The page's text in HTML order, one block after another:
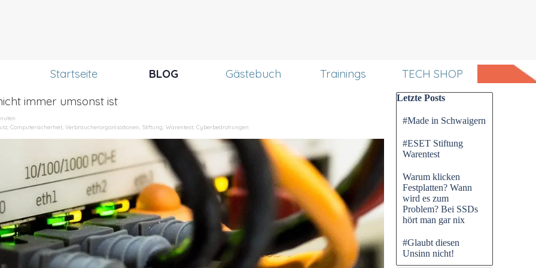
Menü überspringen
Startseite BLOG Gästebuch Trainings
TECH SHOP
immer umsonst ist
Computersicherheit Verbraucherorganisationen Stiftung Warentest Cyberbedrohungen
Block überspringen Letzte
Letzte Posts
#Made in Schwaigern
#ESET Stiftung
Warentest
Warum klicken
Festplatten? Wann
wird es zum
Problem? Bei SSDs
hört man gar nix
#Glaubt diesen
Unsinn nicht!